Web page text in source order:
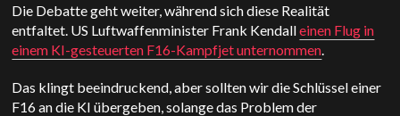
Die Debatte geht weiter, während sich diese Realität
entfaltet. US Luftwaffenminister Frank Kendalleinen Flug in
einem KI-gesteuerten F16-Kampfjet unternommen.
Das klingt beeindruckend, aber sollten wir die Schlüssel einer
F16 an die KI übergeben, solange das Problem der